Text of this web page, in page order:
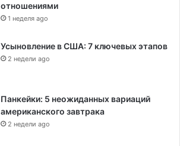
отношениями
1 неделя ago
Усыновление в США: 7 ключевых этапов
2 недели ago
Панкейки: 5 неожиданных вариаций
американского завтрака
2 недели ago